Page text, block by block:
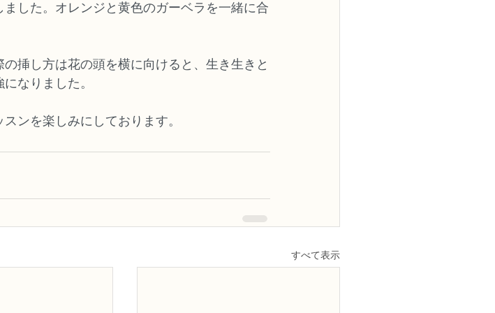
した。オレンジと黄色のガーベラを一緒に合
挿し方は花の頭を横に向けると、生き生きと
なりました。
ンを楽しみにしております。
すべて表示